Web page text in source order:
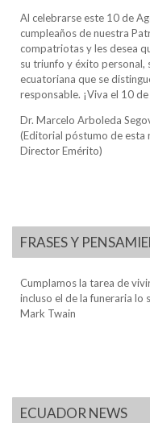
Al celebrarse este 10 de
cumpleaños de nuestra
compatriotas y les desea
su triunfo y éxito personal,
ecuatoriana que se
responsable. ¡Viva el 10
Dr. Marcelo Arboleda
(Editorial póstumo de esta
Director Emérito)
FRASES Y
Cumplamos la tarea de
incluso el de la funeraria lo
Mark Twain
ECUADOR NEWS